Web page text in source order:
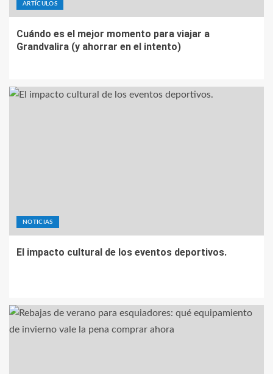
ARTÍCULOS
Cuándo es el mejor momento para viajar a
Grandvalira (y ahorrar en el intento)
NOTICIAS
El impacto cultural de los eventos deportivos.